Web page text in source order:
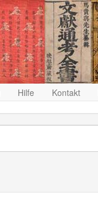
Hilfe Kontakt